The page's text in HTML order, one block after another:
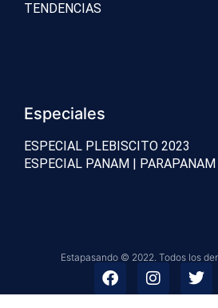
TENDENCIAS
Especiales
ESPECIAL PLEBISCITO 2023
ESPECIAL PANAM | PARAPANAM
Estapasando © 2022. Todos los